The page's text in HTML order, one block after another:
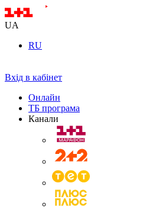
UA
RU
Вхід в кабінет
Онлайн
ТБ програма
Канали